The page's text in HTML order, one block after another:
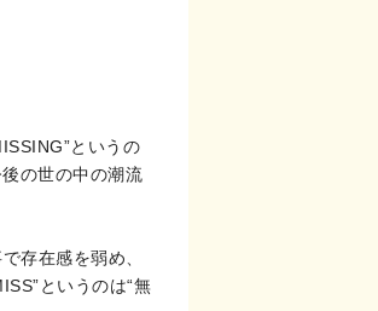
というの
の世の中の潮流
存在感を弱め、
というのは“無